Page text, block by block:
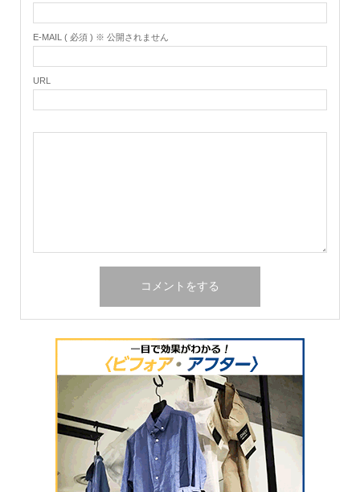
E-MAIL ( 必須 ) ※ 公開されません
URL